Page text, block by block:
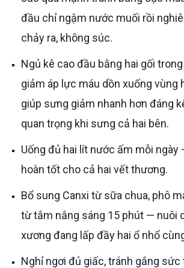
đầu chỉ ngậm nước muối rồi
chảy ra, không súc.
Ngủ kê cao đầu bằng hai gối trong ba đêm đầu —
giảm áp lực máu dồn xuống vùng
giúp sưng giảm nhanh hơn đáng
quan trọng khi sưng cả hai bên.
Uống đủ hai lít nước ấm mỗi ngày — duy trì tuần
hoàn tốt cho cả hai vết thương.
Bổ sung Canxi từ sữa chua, phô mai và vitamin D
từ tắm nắng sáng 15 phút — nuôi
xương đang lấp đầy hai ổ nhổ
Nghỉ ngơi đủ giấc, tránh gắng sức trong tuần đầu